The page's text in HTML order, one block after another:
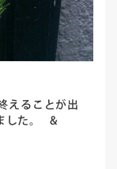
えることが出
した。 &